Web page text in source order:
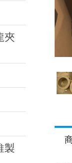
夾
製